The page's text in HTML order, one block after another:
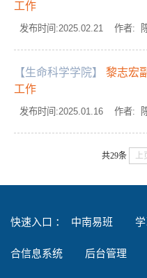
工作
发布时间:2025.02.21 作者:
【生命科学学院】
黎志宏
工作
发布时间:2025.01.16 作者:
共29条 上
快速入口 ： 中南易班
合信息系统 后台管理